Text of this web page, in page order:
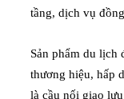
tầng, dịch vụ
Sản phẩm du lịch
thương hiệu, hấp
là cầu nối giao